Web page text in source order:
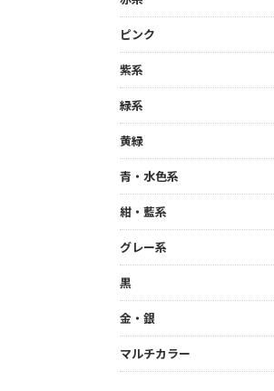
ピンク
紫系
緑系
黄緑
青・水色系
紺・藍系
グレー系
黒
金・銀
マルチカラー